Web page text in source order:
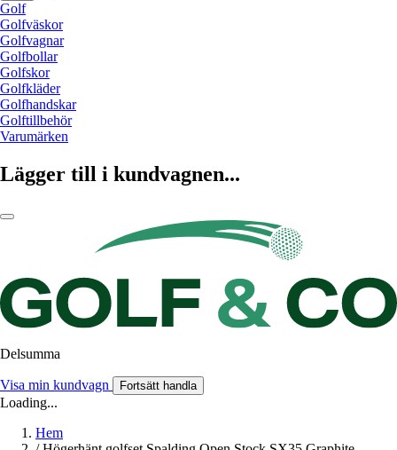
Golf
Golfväskor
Golfvagnar
Golfbollar
Golfskor
Golfkläder
Golfhandskar
Golftillbehör
Varumärken
Lägger till i kundvagnen...
Delsumma
Visa min kundvagn Fortsätt handla
Loading...
Hem